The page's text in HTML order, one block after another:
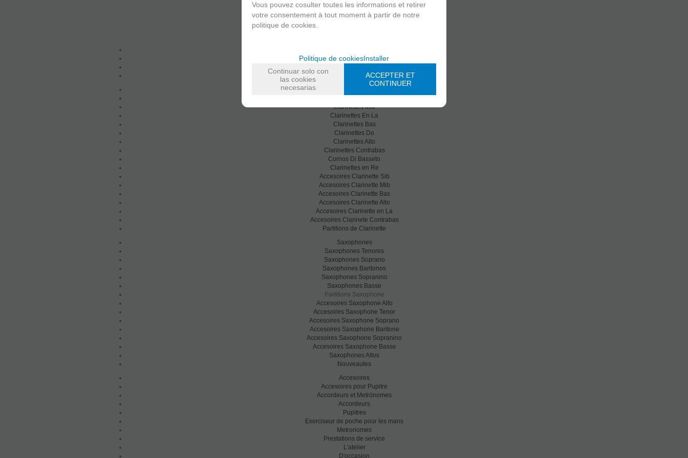
+34 963 81 30 96 |info@ateliercelia.fr
Saxophones
Nouveautes
Clarinettes Mib
Clarinettes En La
Clarinettes Bas
Clarinettes Do
Clarinettes Alto
Clarinettes Contrabas
Cornos Di Basseto
Clarinettes en Re
Accesoires Clarinette Sib
Accesoires Clarinette Mib
Accesoires Clarinette Bas
Accesoires Clarinette Alto
Accesoires Clarinette en La
Accesoires Clarinete Contrabas
Partitions de Clarinette
Saxophones
Saxophones Tenores
Saxophones Soprano
Saxophones Baritonos
Saxophones Sopranino
Saxophones Basse
Partitions Saxophone
Accesoires Saxophone Alto
Accesoires Saxophone Tenor
Accesoires Saxophone Soprano
Accesoires Saxophone Baritone
Accesoires Saxophone Sopranino
Accesoires Saxophone Basse
Saxophones Altos
Nouveautes
Accesoires
Accesoires pour Pupitre
Accordeurs et Metrónomes
Accordeurs
Pupitres
Exerciseur de poche pour les mans
Metronomes
Prestations de service
L'atelier
D'occasion
Vous pouvez cosulter toutes les informations et retirer
votre consentement à tout moment à partir de notre
politique de cookies.
Politique de cookiesInstaller
Continuar solo con
las cookies
necesarias
ACCEPTER ET
CONTINUER